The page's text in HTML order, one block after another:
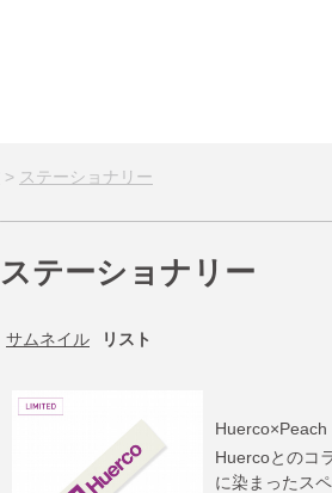
> ステーショナリー
ステーショナリー
サムネイル リスト
Huercoとのコ
に染まったス